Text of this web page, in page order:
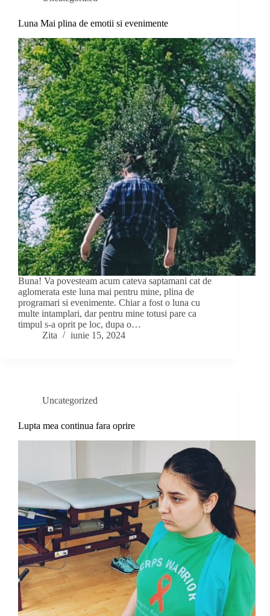
Luna Mai plina de emotii si evenimente
Buna! Va povesteam acum cateva saptamani cat de
aglomerata este luna mai pentru mine, plina de
programari si evenimente. Chiar a fost o luna cu
multe intamplari, dar pentru mine totusi pare ca
timpul s-a oprit pe loc, dupa o…
Zita
iunie 15, 2024
Uncategorized
Lupta mea continua fara oprire